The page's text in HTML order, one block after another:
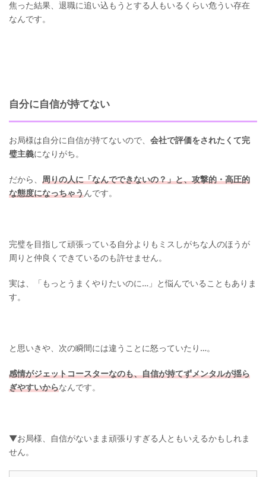
焦った結果、退職に追い込もうとする人もいるくらい危うい存在
なんです。
自分に自信が持てない
お局様は自分に自信が持てないので、 会社で評価をされたくて完
璧主義になりがち。
だから、 周りの人に「なんでできないの？」と、攻撃的・高圧的
な態度になっちゃうんです。
完璧を目指して頑張っている自分よりもミスしがちな人のほうが
周りと仲良くできているのも許せません。
実は、「もっとうまくやりたいのに…」と悩んでいることもありま
す。
と思いきや、次の瞬間には違うことに怒っていたり…。
感情がジェットコースターなのも、自信が持てずメンタルが揺ら
ぎやすいからなんです。
▼お局様、自信がないまま頑張りすぎる人ともいえるかもしれま
せん。